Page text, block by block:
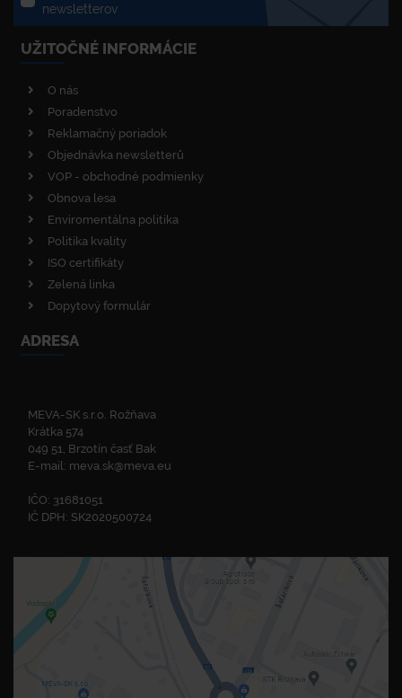
newsletterov
UŽITOČNÉ INFORMÁCIE
O nás
Poradenstvo
Reklamačný poriadok
Objednávka newsletterů
VOP - obchodné podmienky
Obnova lesa
Enviromentálna politika
Politika kvality
ISO certifikáty
Zelená linka
Dopytový formulár
ADRESA
MEVA-SK s.r.o. Rožňava
Krátka 574
049 51, Brzotín časť Bak
E-mail: meva.sk@meva.eu
IČO: 31681051
IČ DPH: SK2020500724